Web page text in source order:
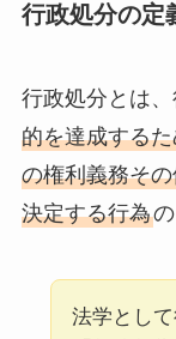
行政処分の定
行政処分とは、
的を達成する
の権利義務そ
決定する行為
法学とし